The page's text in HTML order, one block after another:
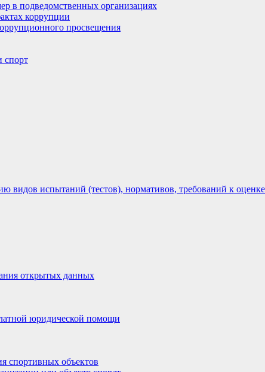
в подведомственных организациях
коррупции
просвещения
спорт
видов испытаний (тестов), нормативов, требований к
открытых данных
юридической помощи
спортивных объектов